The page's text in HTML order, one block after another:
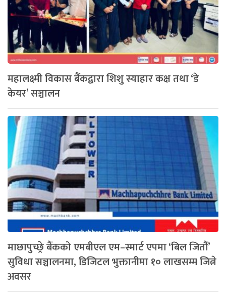
महालक्ष्मी विकास बैंकद्वारा शिशु स्याहार कक्ष तथा ‘डे
केयर’ सञ्चालन
माछापुच्छ्रे बैंकको एमबीएल एम–स्मार्ट एपमा ‘बिल जितौं’
सुविधा सञ्चालनमा, डिजिटल भुक्तानीमा १० लाखसम्म जित्ने
अवसर